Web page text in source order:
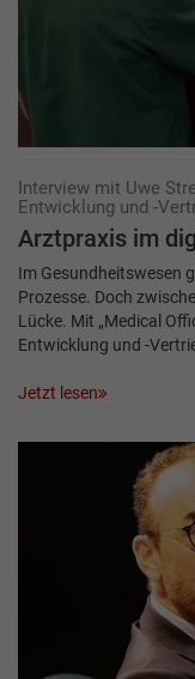
Interview mit Uwe
Entwicklung und -
Arztpraxis im
Im Gesundheitswesen
Prozesse. Doch
Lücke. Mit „Medical
Entwicklung und -
Jetzt lesen